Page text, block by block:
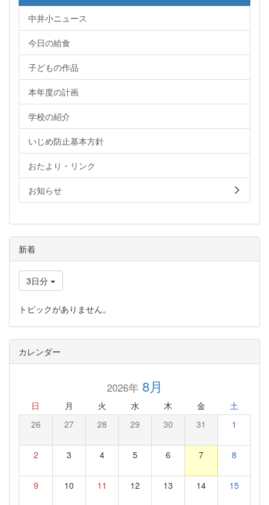
中井小ニュース
今日の給食
子どもの作品
本年度の計画
学校の紹介
いじめ防止基本方針
おたより・リンク
お知らせ
新着
3日分
トピックがありません。
カレンダー
2026年8月
日 月 火 水 木 金 土
26 27 28 29 30 31 1
2 3 4 5 6 7 8
9 10 11 12 13 14 15